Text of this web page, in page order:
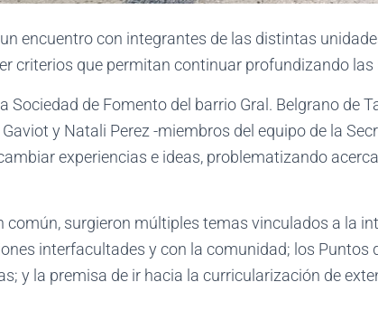
encuentro con integrantes de las distintas
criterios que permitan continuar profundizando
Sociedad de Fomento del barrio Gral. Belgrano de
y Natali Perez -miembros del equipo de la
experiencias e ideas, problematizando
común, surgieron múltiples temas vinculados a la
interfacultades y con la comunidad; los Puntos
y la premisa de ir hacia la curricularización de